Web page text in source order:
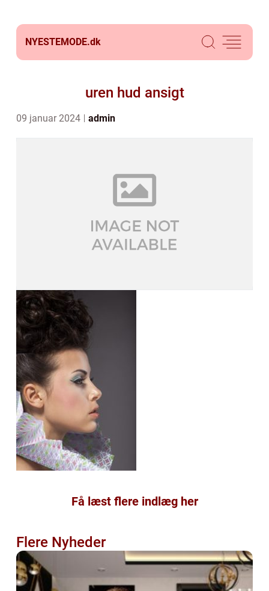
NYESTEMODE.dk
uren hud ansigt
09 januar 2024 admin
Få læst flere indlæg her
Flere Nyheder